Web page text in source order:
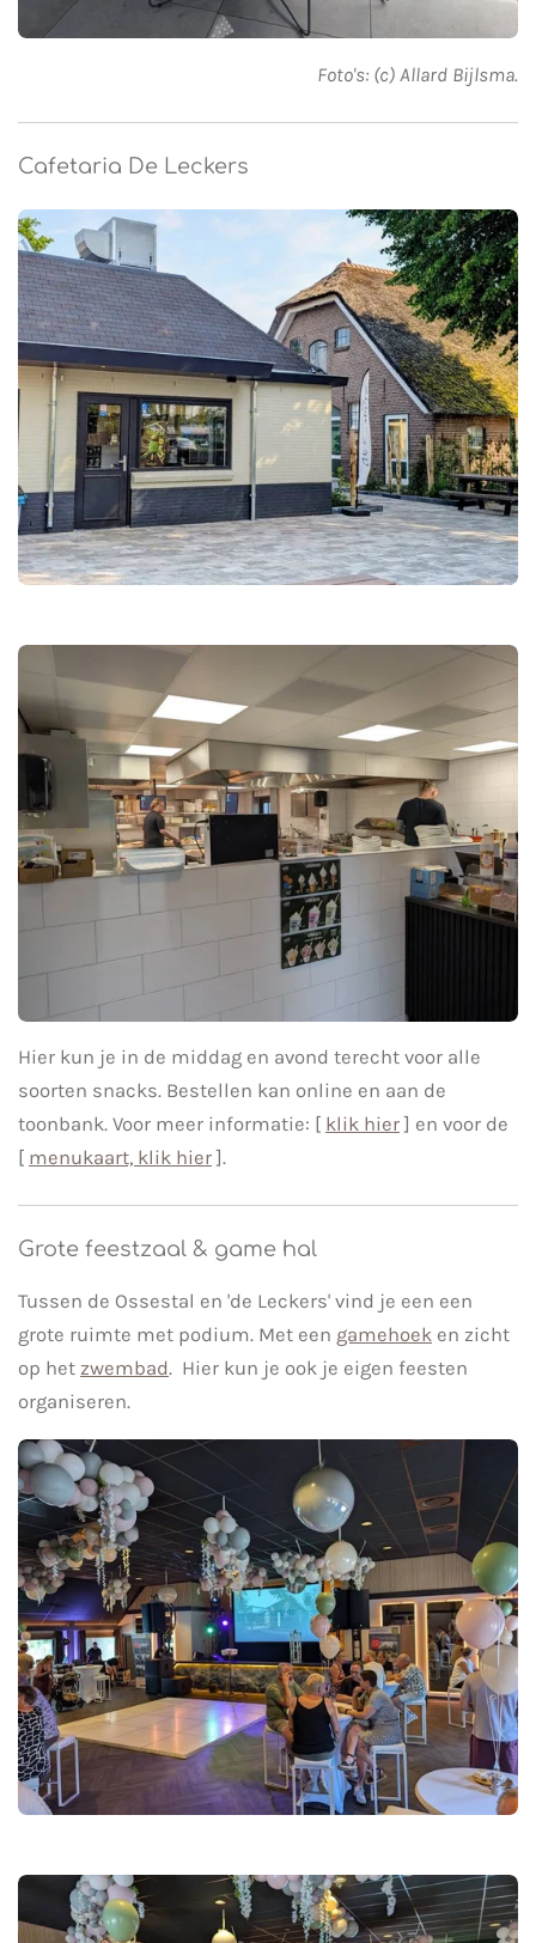
Foto's: (c) Allard Bijlsma.
Cafetaria De Leckers
Hier kun je in de middag en avond terecht voor alle
soorten snacks. Bestellen kan online en aan de
toonbank. Voor meer informatie: [ klik hier] en voor de
[ menukaart, klik hier].
Grote feestzaal & game hal
Tussen de Ossestal en 'de Leckers' vind je een een
grote ruimte met podium. Met een gamehoek en zicht
op het zwembad. Hier kun je ook je eigen feesten
organiseren.